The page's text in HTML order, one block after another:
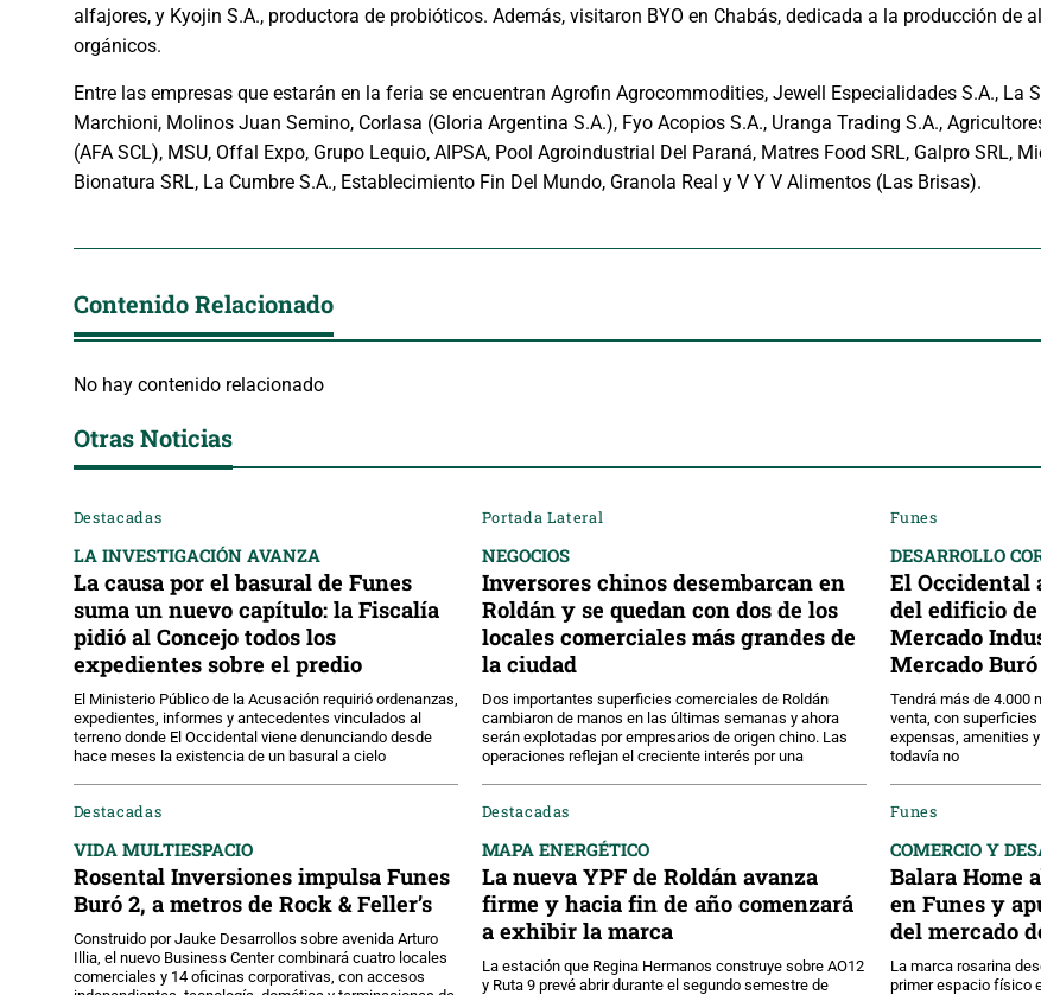
alfajores, y Kyojin S.A., productora de probióticos. Además, visitaron BYO en Chabás, dedicada a la producción de
orgánicos.
Entre las empresas que estarán en la feria se encuentran Agrofin Agrocommodities, Jewell Especialidades S.A., La
Marchioni, Molinos Juan Semino, Corlasa (Gloria Argentina S.A.), Fyo Acopios S.A., Uranga Trading S.A.,
(AFA SCL), MSU, Offal Expo, Grupo Lequio, AIPSA, Pool Agroindustrial Del Paraná, Matres Food SRL, Galpro SRL,
Bionatura SRL, La Cumbre S.A., Establecimiento Fin Del Mundo, Granola Real y V Y V Alimentos (Las Brisas).
Contenido Relacionado
No hay contenido relacionado
Otras Noticias
Destacadas
LA INVESTIGACIÓN AVANZA
La causa por el basural de Funes
suma un nuevo capítulo: la Fiscalía
pidió al Concejo todos los
expedientes sobre el predio
El Ministerio Público de la Acusación requirió ordenanzas,
expedientes, informes y antecedentes vinculados al
terreno donde El Occidental viene denunciando desde
hace meses la existencia de un basural a cielo
Portada Lateral
NEGOCIOS
Inversores chinos desembarcan en
Roldán y se quedan con dos de los
locales comerciales más grandes de
la ciudad
Dos importantes superficies comerciales de Roldán
cambiaron de manos en las últimas semanas y ahora
serán explotadas por empresarios de origen chino. Las
operaciones reflejan el creciente interés por una
Funes
DESARROLLO
El Occidental
del edificio
Mercado
Mercado Buró
Tendrá más de 4.000
venta, con
expensas, amenities
todavía no
Destacadas
VIDA MULTIESPACIO
Rosental Inversiones impulsa Funes
Buró 2, a metros de Rock & Feller’s
Construido por Jauke Desarrollos sobre avenida Arturo
Illia, el nuevo Business Center combinará cuatro locales
comerciales y 14 oficinas corporativas, con accesos
Destacadas
MAPA ENERGÉTICO
La nueva YPF de Roldán avanza
firme y hacia fin de año comenzará
a exhibir la marca
La estación que Regina Hermanos construye sobre AO12
y Ruta 9 prevé abrir durante el segundo semestre de
Funes
COMERCIO Y
Balara Home
en Funes y
del mercado
La marca rosarina
primer espacio físico